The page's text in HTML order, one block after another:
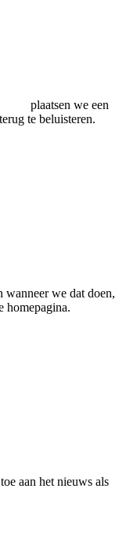
plaatsen we een
te beluisteren.
wanneer we dat doen,
homepagina.
aan het nieuws als